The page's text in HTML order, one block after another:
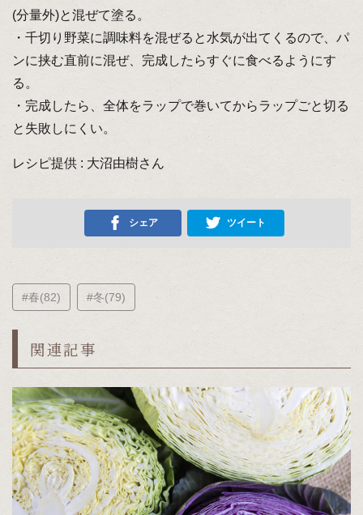
(分量外)と混ぜて塗る。
・千切り野菜に調味料を混ぜると水気が出てくるので、パ
ンに挟む直前に混ぜ、完成したらすぐに食べるようにす
る。
・完成したら、全体をラップで巻いてからラップごと切る
と失敗しにくい。
レシピ提供 : 大沼由樹さん
シェア ツイート
#春(82) #冬(79)
関連記事